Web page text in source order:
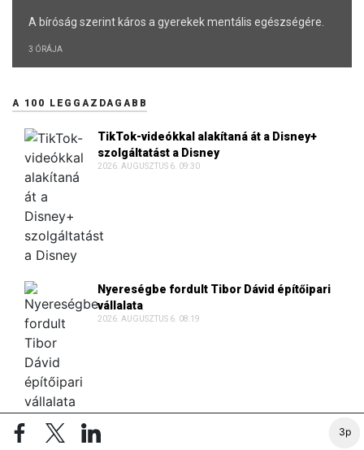
3p
A bíróság szerint káros a gyerekek mentális egészségére.
3 ÓRÁJA
A 100 LEGGAZDAGABB
TikTok-videókkal alakítaná át a Disney+
szolgáltatást a Disney
2026. AUGUSZTUS 6. 09:30
Nyereségbe fordult Tibor Dávid építőipari
vállalata
2026. AUGUSZTUS 6. 08:19
Lakásokat vásárolt luxusbirtoka mögött a